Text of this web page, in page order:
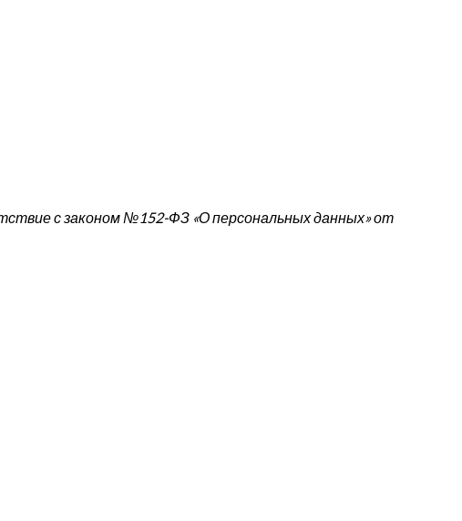
с законом №152-ФЗ «О персональных данных» от